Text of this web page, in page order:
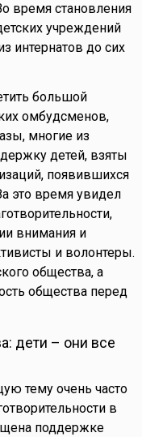
время становления
учреждений
интернатов до сих
большой
омбудсменов,
многие из
детей, взяты
появившихся
это время увидел
внимания и
и волонтеры.
общества, а
общества перед
дети – они все
тему очень часто
в
поддержке